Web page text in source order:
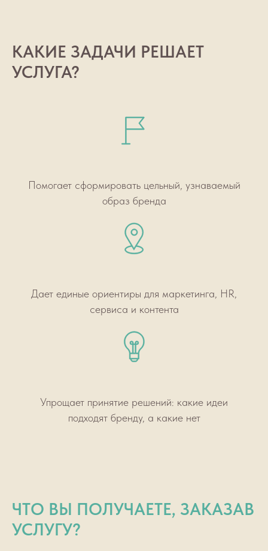
КАКИЕ ЗАДАЧИ РЕШАЕТ
УСЛУГА?
Помогает сформировать цельный, узнаваемый
образ бренда
Дает единые ориентиры для маркетинга, HR,
сервиса и контента
Упрощает принятие решений: какие идеи
подходят бренду, а какие нет
ЧТО ВЫ ПОЛУЧАЕТЕ, ЗАКАЗАВ
УСЛУГУ?